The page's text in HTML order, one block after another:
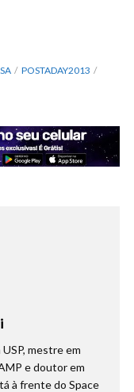
POSTADAY2013
mestre em
e doutor em
à frente do Space